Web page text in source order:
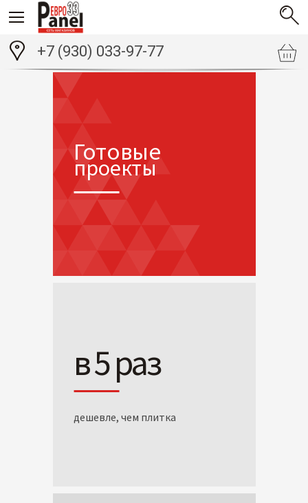
+7 (930) 033-97-77
Готовые
проекты
в 5 раз
дешевле, чем плитка